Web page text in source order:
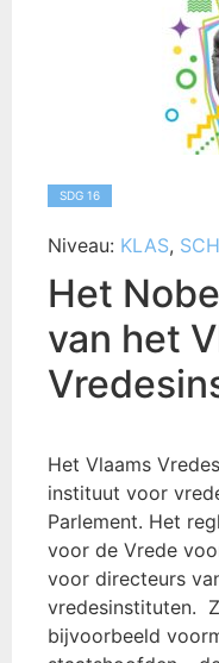
SDG 16
Niveau: KLAS,
Het
van het
Het Vlaams
instituut voor
Parlement. Het
voor de Vrede
voor directeurs
vredesinstituten.
bijvoorbeeld